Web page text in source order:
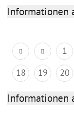
Informationen
1
18
19 20
Informationen